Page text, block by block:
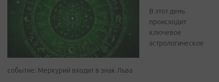
В этот день
происходит
ключевое
астрологическое
событие: Меркурий входит в знак Льва